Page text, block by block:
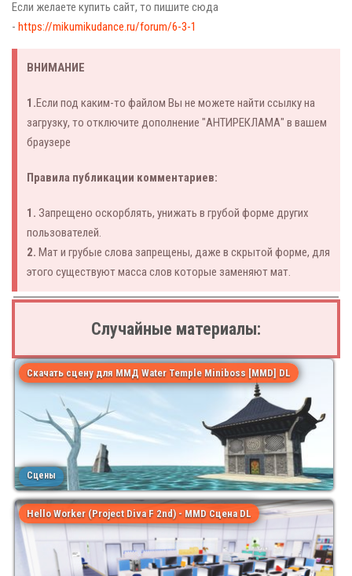
Если желаете купить сайт, то пишите сюда
- https://mikumikudance.ru/forum/6-3-1
ВНИМАНИЕ
1.Если под каким-то файлом Вы не можете найти ссылку на
загрузку, то отключите дополнение "АНТИРЕКЛАМА" в вашем
браузере
Правила публикации комментариев:
1. Запрещено оскорблять, унижать в грубой форме других
пользователей.
2. Мат и грубые слова запрещены, даже в скрытой форме, для
этого существуют масса слов которые заменяют мат.
Случайные материалы:
Скачать сцену для ММД Water Temple Miniboss [MMD] DL
Сцены
Hello Worker (Project Diva F 2nd) - MMD Сцена DL